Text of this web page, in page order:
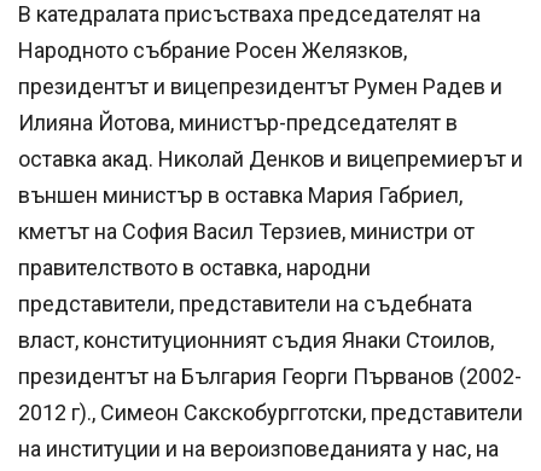
В катедралата присъстваха председателят на
Народното събрание Росен Желязков,
президентът и вицепрезидентът Румен Радев и
Илияна Йотова, министър-председателят в
оставка акад. Николай Денков и вицепремиерът и
външен министър в оставка Мария Габриел,
кметът на София Васил Терзиев, министри от
правителството в оставка, народни
представители, представители на съдебната
власт, конституционният съдия Янаки Стоилов,
президентът на България Георги Първанов (2002-
2012 г)., Симеон Сакскобургготски, представители
на институции и на вероизповеданията у нас, на